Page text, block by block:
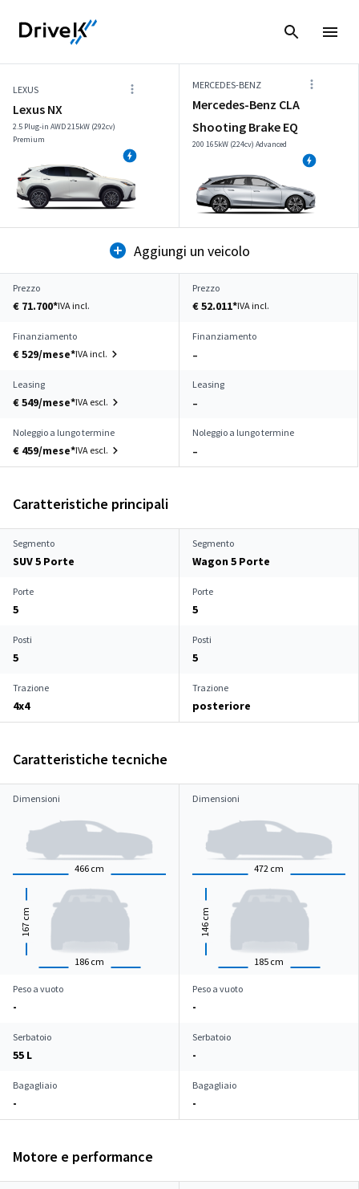
LEXUS
Lexus NX
2.5 Plug-in AWD 215kW (292cv)
Premium
MERCEDES-BENZ
Mercedes-Benz CLA
Shooting Brake EQ
200 165kW (224cv) Advanced
Aggiungi un veicolo
Prezzo
€ 71.700*IVA incl.
Prezzo
€ 52.011*IVA incl.
Finanziamento
€ 529/mese*IVA incl.
Finanziamento
–
Leasing
€ 549/mese*IVA escl.
Leasing
–
Noleggio a lungo termine
€ 459/mese*IVA escl.
Noleggio a lungo termine
–
Caratteristiche principali
Segmento
SUV 5 Porte
Segmento
Wagon 5 Porte
Porte
5
Porte
5
Posti
5
Posti
5
Trazione
4x4
Trazione
posteriore
Caratteristiche tecniche
Dimensioni
466 cm
186 cm
167
cm
Dimensioni
472 cm
185 cm
146
cm
Peso a vuoto
-
Peso a vuoto
-
Serbatoio
55 L
Serbatoio
-
Bagagliaio
-
Bagagliaio
-
Motore e performance